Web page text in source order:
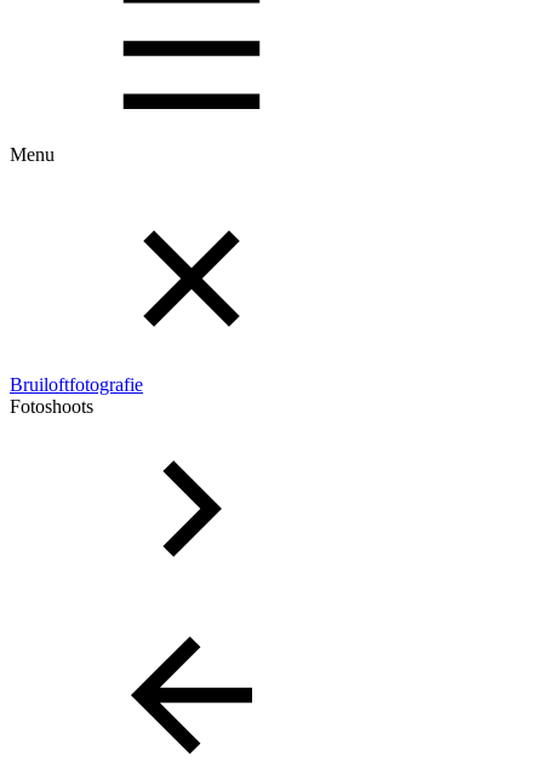
Menu
Bruiloftfotografie
Fotoshoots